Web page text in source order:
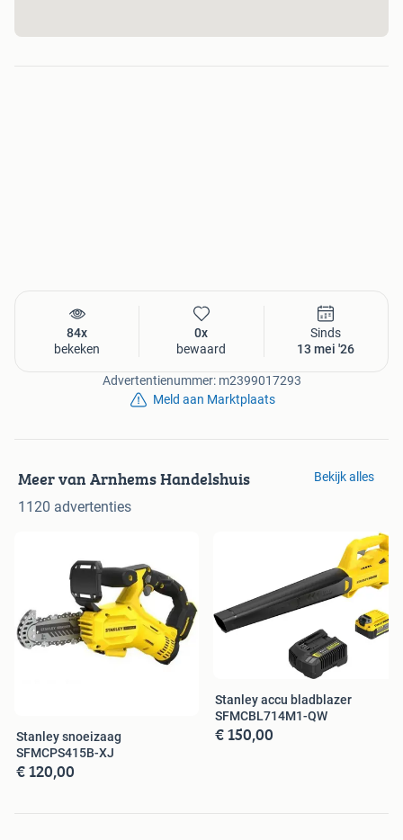
Streamen vanaf je smartphone met ingebouwde
84x
bekeken
0x
bewaard
Sinds
13 mei '26
Advertentienummer: m2399017293
Meld aan Marktplaats
Meer van Arnhems Handelshuis
1120 advertenties
Bekijk alles
Stanley snoeizaag
SFMCPS415B-XJ
€ 120,00
Stanley accu bladblazer
SFMCBL714M1-QW
€ 150,00